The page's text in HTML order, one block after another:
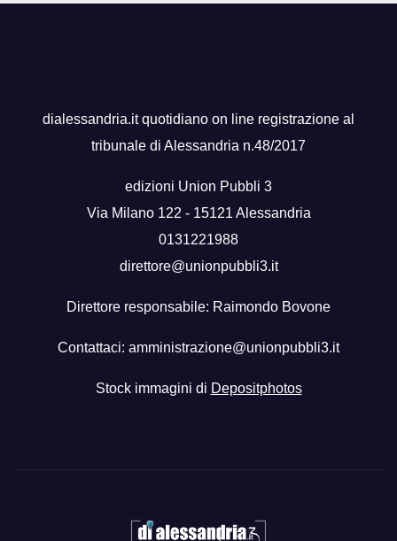
dialessandria.it quotidiano on line registrazione al
tribunale di Alessandria n.48/2017
edizioni Union Pubbli 3
Via Milano 122 - 15121 Alessandria
0131221988
direttore@unionpubbli3.it
Direttore responsabile: Raimondo Bovone
Contattaci: amministrazione@unionpubbli3.it
Stock immagini di Depositphotos